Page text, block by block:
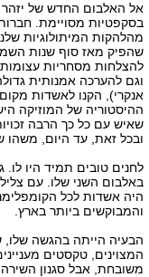
אל האלבום החדש של יזהר
בסקפטיות מסויימת.
מהלהקות המיתולוגיות
שהפיק מאז סוף שנות
להצלחות מסחריות
וגם להערכה אמנותית
אנקרי), הקנו לאשדות
ההיסטוריה של המוזיקה
שאיש עם כל כך הרבה
ובכל זאת, עד היום, משהו
לחנים טובים תמיד היו
באלבום השני שלו. עם
היה אשדות לכל
והמבוקשים ביותר בארץ.
הבעיה הייתה בהגשה
המצוינים, טקסטים
משובחת, אבל סגנון